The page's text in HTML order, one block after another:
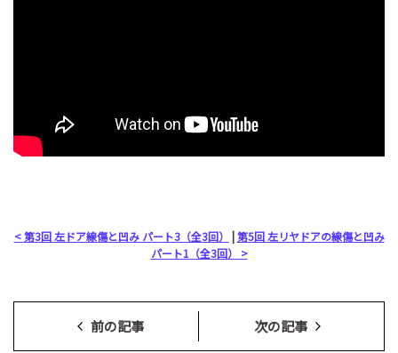
< 第3回 左ドア線傷と凹み パート3（全3回） |第5回 左リヤドアの線傷と凹み
パート1（全3回） >
前の記事 次の記事